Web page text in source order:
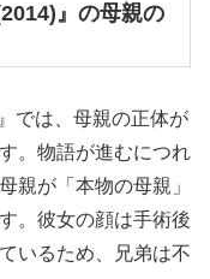
』の母親の
では、母親の正体が
。物語が進むにつれ
親が「本物の母親」
。彼女の顔は手術後
いるため、兄弟は不